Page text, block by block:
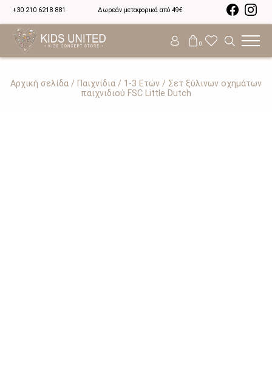
+30 210 6218 881 Δωρεάν μεταφορικά από 49€
0
Αρχική σελίδα / Παιχνίδια / 1-3 Ετών / Σετ ξύλινων οχημάτων
παιχνιδιού FSC Little Dutch